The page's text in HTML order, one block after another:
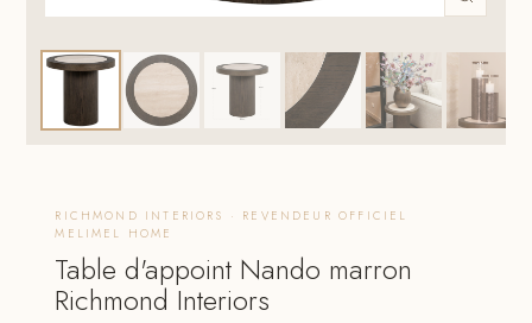
RICHMOND INTERIORS · REVENDEUR OFFICIEL
MELIMEL HOME
Table d'appoint Nando marron
Richmond Interiors